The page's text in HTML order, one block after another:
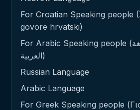
For Croatian Speaking people
govore hrvatski)
For Arabic Speaking people (للناطقين باللغة
العربية)
Russian Language
Arabic Language
For Greek Speaking people